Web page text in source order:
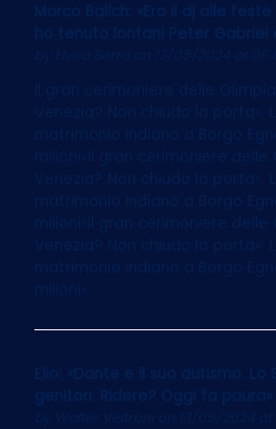
Marco Balich: «Ero il dj alle
ho tenuto lontani Peter Gabriel
on 13/05/2024 at
Il gran cerimoniere delle
Venezia? Non chiudo la porta».
matrimonio indiano a Borgo
milioni»Il gran cerimoniere delle
Venezia? Non chiudo la porta».
matrimonio indiano a Borgo
milioni»Il gran cerimoniere delle
Venezia? Non chiudo la porta».
matrimonio indiano a Borgo
Elio: «Dante e il suo autismo.
genitori. Ridere? Oggi fa paura»
Walter Veltroni on 13/05/2024 at